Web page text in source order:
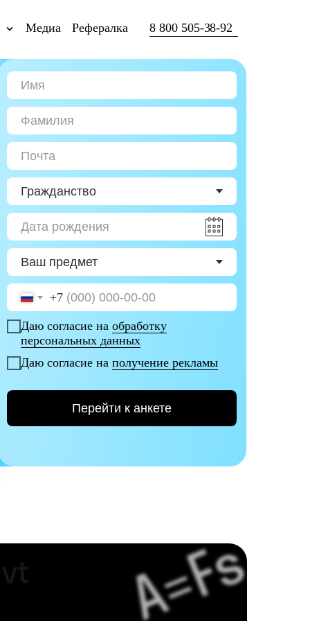
Медиа Рефералка 8 800 505-38-92
+7
Даю согласие на обработку
персональных данных
Даю согласие на получение рекламы
Перейти к анкете